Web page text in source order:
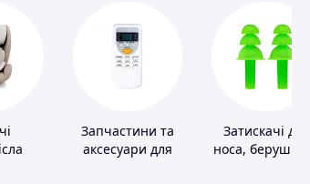
Запчастини та
аксесуари для
Затискачі для
носа, беруші